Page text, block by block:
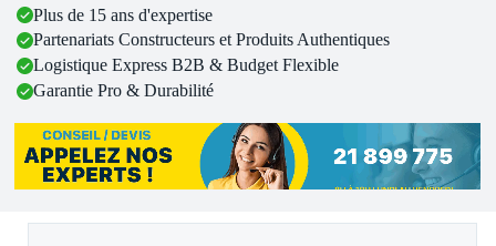
Plus de 15 ans d'expertise
Partenariats Constructeurs et Produits Authentiques
Logistique Express B2B & Budget Flexible
Garantie Pro & Durabilité